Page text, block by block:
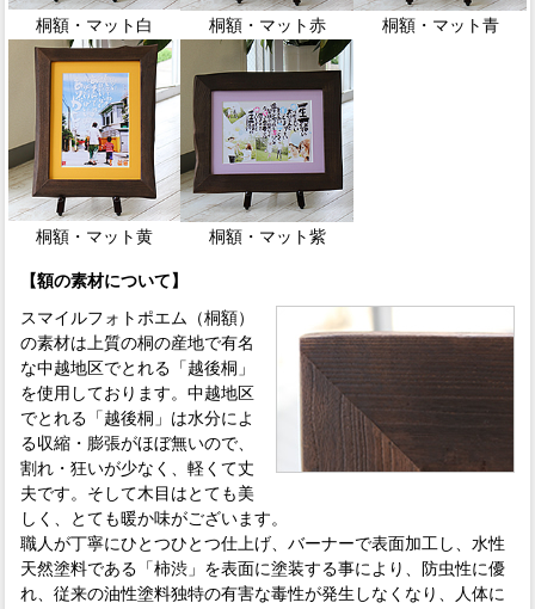
桐額・マット白 桐額・マット赤 桐額・マット青
桐額・マット黄 桐額・マット紫
【額の素材について】
スマイルフォトポエム（桐額）
の素材は上質の桐の産地で有名
な中越地区でとれる「越後桐」
を使用しております。中越地区
でとれる「越後桐」は水分によ
る収縮・膨張がほぼ無いので、
割れ・狂いが少なく、軽くて丈
夫です。そして木目はとても美
しく、とても暖か味がございます。
職人が丁寧にひとつひとつ仕上げ、バーナーで表面加工し、水性
天然塗料である「柿渋」を表面に塗装する事により、防虫性に優
れ、従来の油性塗料独特の有害な毒性が発生しなくなり、人体に